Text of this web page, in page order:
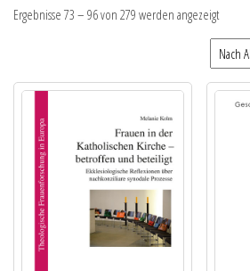
Ergebnisse 73 – 96 von 279 werden angezeigt